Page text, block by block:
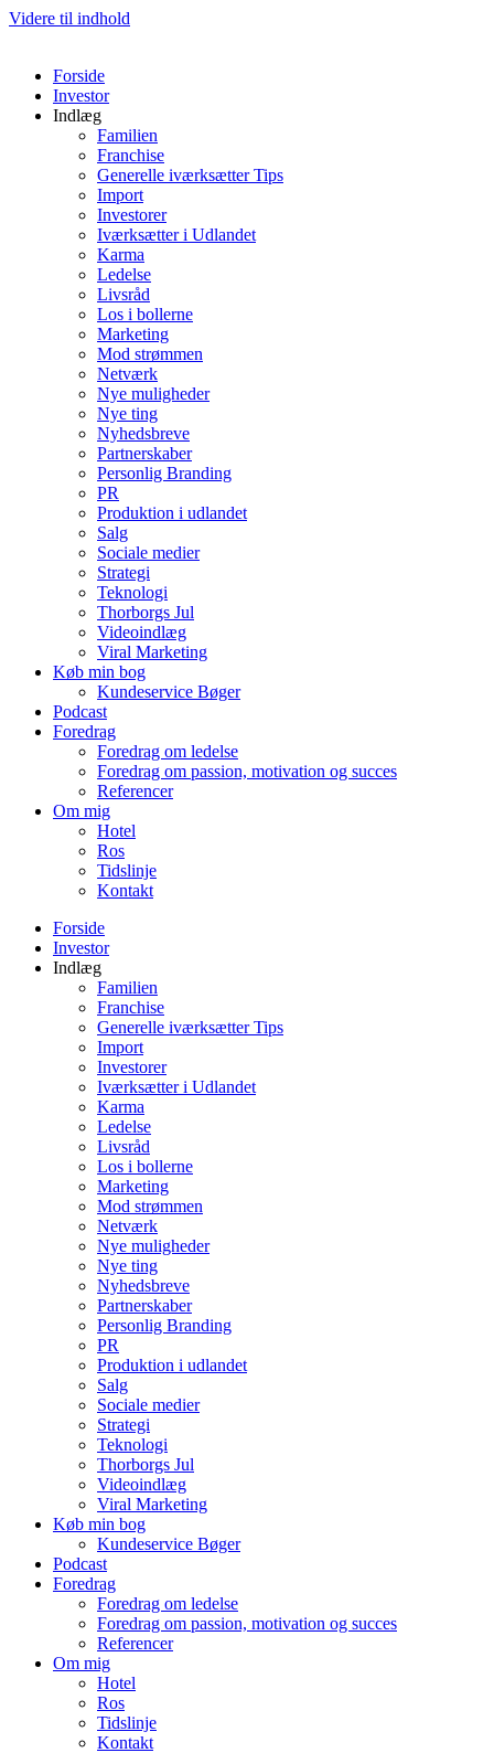
Videre til indhold
Forside
Investor
Indlæg
Familien
Franchise
Generelle iværksætter Tips
Import
Investorer
Iværksætter i Udlandet
Karma
Ledelse
Livsråd
Los i bollerne
Marketing
Mod strømmen
Netværk
Nye muligheder
Nye ting
Nyhedsbreve
Partnerskaber
Personlig Branding
PR
Produktion i udlandet
Salg
Sociale medier
Strategi
Teknologi
Thorborgs Jul
Videoindlæg
Viral Marketing
Køb min bog
Kundeservice Bøger
Podcast
Foredrag
Foredrag om ledelse
Foredrag om passion, motivation og succes
Referencer
Om mig
Hotel
Ros
Tidslinje
Kontakt
Forside
Investor
Indlæg
Familien
Franchise
Generelle iværksætter Tips
Import
Investorer
Iværksætter i Udlandet
Karma
Ledelse
Livsråd
Los i bollerne
Marketing
Mod strømmen
Netværk
Nye muligheder
Nye ting
Nyhedsbreve
Partnerskaber
Personlig Branding
PR
Produktion i udlandet
Salg
Sociale medier
Strategi
Teknologi
Thorborgs Jul
Videoindlæg
Viral Marketing
Køb min bog
Kundeservice Bøger
Podcast
Foredrag
Foredrag om ledelse
Foredrag om passion, motivation og succes
Referencer
Om mig
Hotel
Ros
Tidslinje
Kontakt